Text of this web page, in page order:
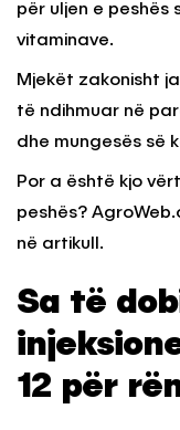
për uljen e peshës
vitaminave.
Mjekët zakonisht
të ndihmuar në
dhe mungesës së
Por a është kjo
peshës?
në artikull.
Sa të
12 për